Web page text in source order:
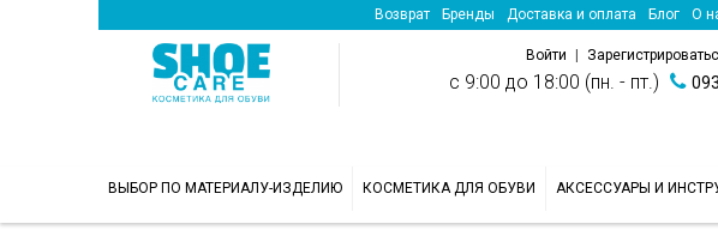
Возврат Бренды Доставка и оплата Блог О
Войти
с 9:00 до 18:00 (пн. - пт.)
ВЫБОР ПО МАТЕРИАЛУ-ИЗДЕЛИЮ КОСМЕТИКА ДЛЯ ОБУВИ АКСЕССУАРЫ И